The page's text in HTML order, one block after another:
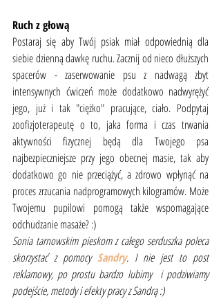
Ruch z głową
Postaraj się aby Twój psiak miał odpowiednią dla
siebie dzienną dawkę ruchu. Zacznij od nieco dłuższych
spacerów - zaserwowanie psu z nadwagą zbyt
intensywnych ćwiczeń może dodatkowo nadwyrężyć
jego, już i tak "ciężko" pracujące, ciało. Podpytaj
zoofizjoterapeutę o to, jaka forma i czas trwania
aktywności fizycznej będą dla Twojego psa
najbezpieczniejsze przy jego obecnej masie, tak aby
dodatkowo go nie przeciążyć, a zdrowo wpłynąć na
proces zrzucania nadprogramowych kilogramów. Może
Twojemu pupilowi pomogą także wspomagające
odchudzanie masaże? :)
Sonia tarnowskim pieskom z całego serduszka poleca
skorzystać z pomocy Sandry. I nie jest to post
reklamowy, po prostu bardzo lubimy  i podziwiamy
podejście, metody i efekty pracy z Sandrą :)